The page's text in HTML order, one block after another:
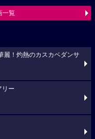
一覧
麗！灼熱のカスカベダンサ
リー